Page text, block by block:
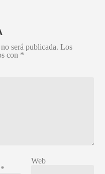
será publicada. Los
con *
*
Web